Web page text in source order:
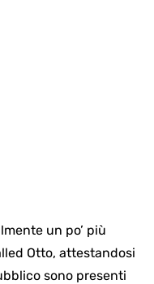
un po’ più
Otto, attestandosi
sono presenti